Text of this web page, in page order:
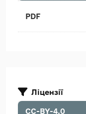
PDF
Ліцензії
CC-BY-4.0